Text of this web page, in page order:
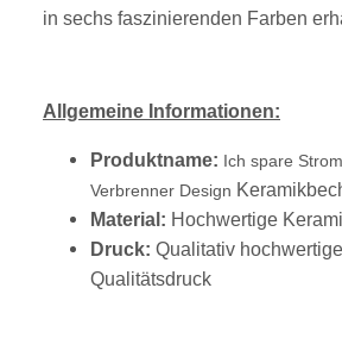
in sechs faszinierenden Farben
Allgemeine Informationen:
Produktname: Ich spare
Verbrenner Design
Material: Hochwertige
Druck: Qualitativ
Qualitätsdruck